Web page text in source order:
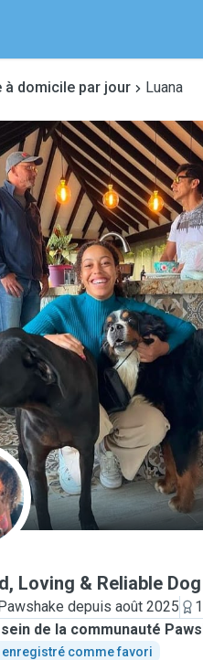
à domicile par jour Luana
Loving & Reliable
depuis août 2025
de la communauté
enregistré comme favori